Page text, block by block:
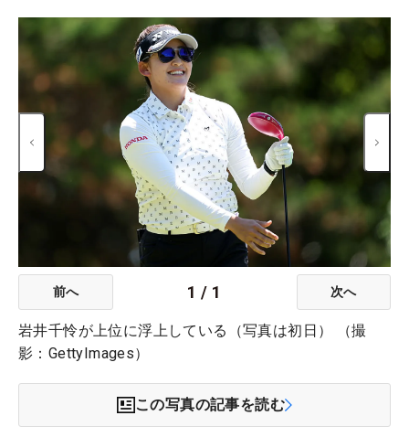
前へ 1 / 1 次へ
岩井千怜が上位に浮上している（写真は初日） （撮
影：GettyImages）
この写真の記事を読む